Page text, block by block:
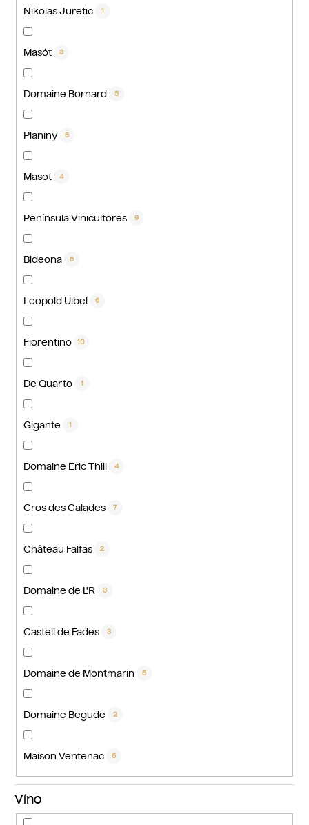
Nikolas Juretic 1
Masót 3
Domaine Bornard 5
Planiny 6
Masot 4
Península Vinicultores 9
Bideona 8
Leopold Uibel 6
Fiorentino 10
De Quarto 1
Gigante 1
Domaine Eric Thill 4
Cros des Calades 7
Château Falfas 2
Domaine de L'R 3
Castell de Fades 3
Domaine de Montmarin 6
Domaine Begude 2
Maison Ventenac 6
Víno